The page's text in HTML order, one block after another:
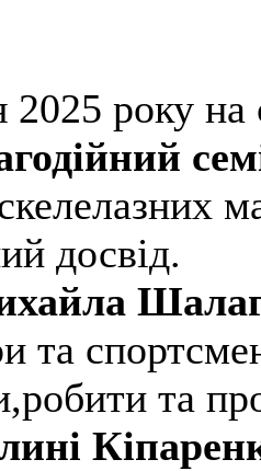
2025 року
досвід.
та
та